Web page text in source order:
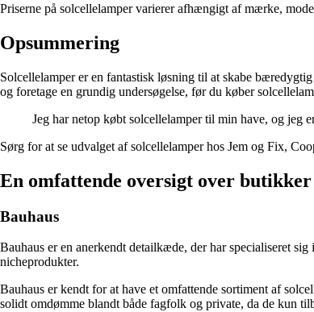
Priserne på solcellelamper varierer afhængigt af mærke,
Opsummering
Solcellelamper er en fantastisk løsning til at skabe
og foretage en grundig undersøgelse, før du køber
Jeg har netop købt solcellelamper til min have, og jeg
Sørg for at se udvalget af solcellelamper hos Jem og Fix,
En omfattende oversigt over
Bauhaus
Bauhaus er en anerkendt detailkæde, der har specialiseret
nicheprodukter.
Bauhaus er kendt for at have et omfattende sortiment af
solidt omdømme blandt både fagfolk og private, da de kun